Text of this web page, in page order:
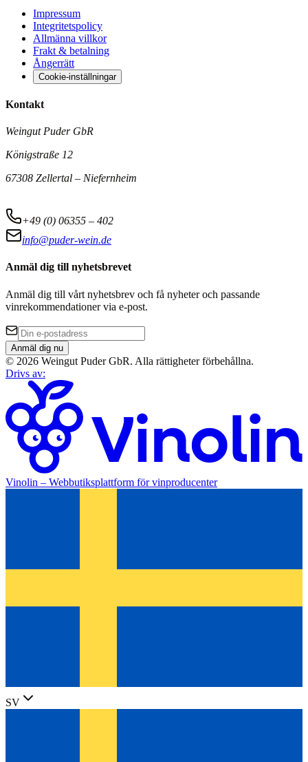
Impressum
Integritetspolicy
Allmänna villkor
Frakt & betalning
Ångerrätt
Cookie-inställningar
Kontakt
Weingut Puder GbR
Königstraße 12
67308 Zellertal – Niefernheim
+49 (0) 06355 – 402
info@puder-wein.de
Anmäl dig till nyhetsbrevet
Anmäl dig till vårt nyhetsbrev och få nyheter och passande
vinrekommendationer via e-post.
Anmäl dig nu
© 2026 Weingut Puder GbR. Alla rättigheter förbehållna.
Drivs av:
Vinolin – Webbutiksplattform för vinproducenter
SV